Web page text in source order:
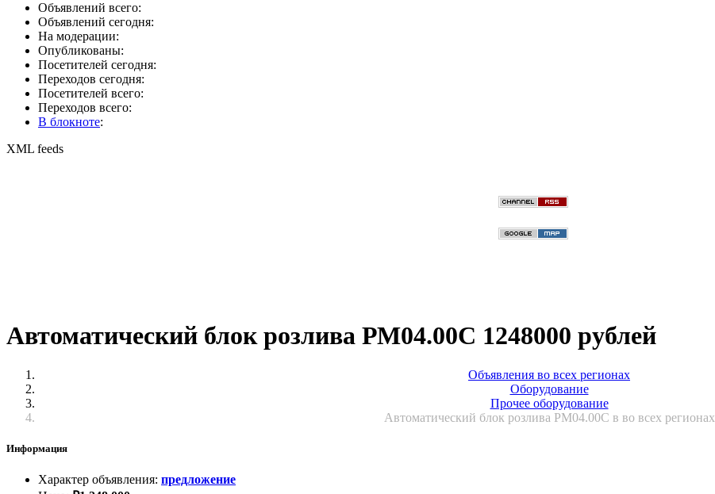
Объявлений всего:
Объявлений сегодня:
На модерации:
Опубликованы:
Посетителей сегодня:
Переходов сегодня:
Посетителей всего:
Переходов всего:
В блокноте:
XML feeds
Автоматический блок розлива РМ04.00С 1248000 рублей
Объявления во всех регионах
Оборудование
Прочее оборудование
Автоматический блок розлива РМ04.00С в во всех регионах
Информация
Характер объявления: предложение